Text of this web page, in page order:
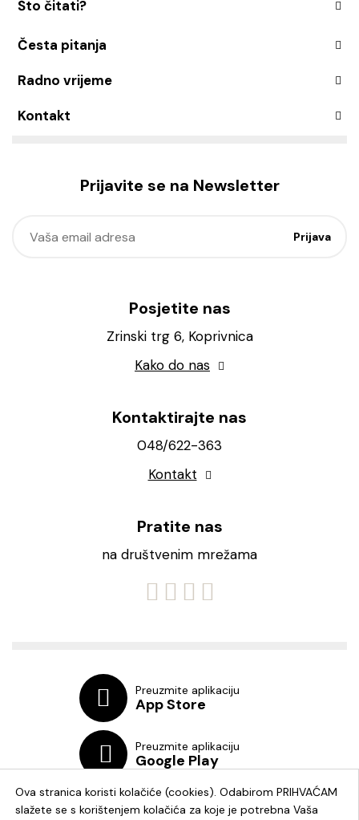
Što čitati?
Česta pitanja
Radno vrijeme
Kontakt
Prijavite se na Newsletter
Posjetite nas
Zrinski trg 6, Koprivnica
Kako do nas
Kontaktirajte nas
048/622-363
Kontakt
Pratite nas
na društvenim mrežama
Preuzmite aplikaciju
App Store
Preuzmite aplikaciju
Google Play
Ova stranica koristi kolačiće (cookies). Odabirom PRIHVAĆAM
slažete se s korištenjem kolačića za koje je potrebna Vaša